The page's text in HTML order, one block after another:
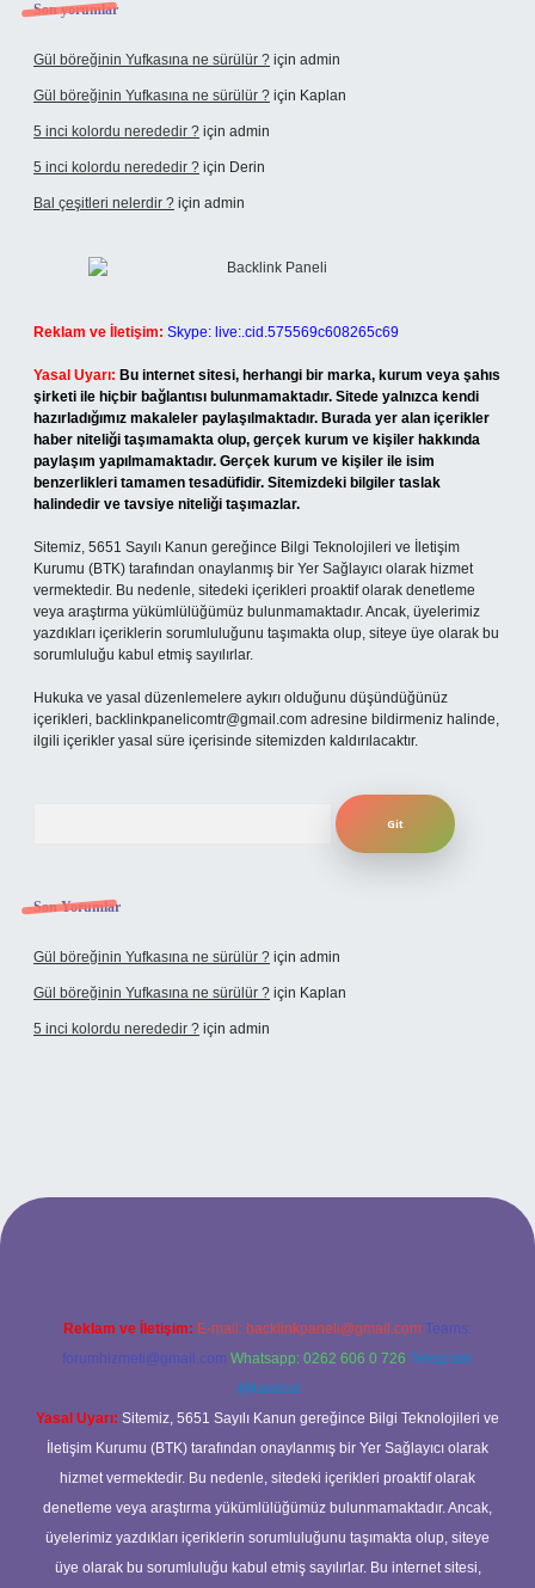
Son yorumlar
Gül böreğinin Yufkasına ne sürülür ? için admin
Gül böreğinin Yufkasına ne sürülür ? için Kaplan
5 inci kolordu nerededir ? için admin
5 inci kolordu nerededir ? için Derin
Bal çeşitleri nelerdir ? için admin
Reklam ve İletişim: Skype: live:.cid.575569c608265c69
Yasal Uyarı: Bu internet sitesi, herhangi bir marka, kurum veya şahıs
şirketi ile hiçbir bağlantısı bulunmamaktadır. Sitede yalnızca kendi
hazırladığımız makaleler paylaşılmaktadır. Burada yer alan içerikler
haber niteliği taşımamakta olup, gerçek kurum ve kişiler hakkında
paylaşım yapılmamaktadır. Gerçek kurum ve kişiler ile isim
benzerlikleri tamamen tesadüfidir. Sitemizdeki bilgiler taslak
halindedir ve tavsiye niteliği taşımazlar.
Sitemiz, 5651 Sayılı Kanun gereğince Bilgi Teknolojileri ve İletişim
Kurumu (BTK) tarafından onaylanmış bir Yer Sağlayıcı olarak hizmet
vermektedir. Bu nedenle, sitedeki içerikleri proaktif olarak denetleme
veya araştırma yükümlülüğümüz bulunmamaktadır. Ancak, üyelerimiz
yazdıkları içeriklerin sorumluluğunu taşımakta olup, siteye üye olarak bu
sorumluluğu kabul etmiş sayılırlar.
Hukuka ve yasal düzenlemelere aykırı olduğunu düşündüğünüz
içerikleri, backlinkpanelicomtr@gmail.com adresine bildirmeniz halinde,
ilgili içerikler yasal süre içerisinde sitemizden kaldırılacaktır.
Son Yorumlar
Gül böreğinin Yufkasına ne sürülür ? için admin
Gül böreğinin Yufkasına ne sürülür ? için Kaplan
5 inci kolordu nerededir ? için admin
Reklam ve İletişim: E-mail: backlinkpaneli@gmail.com Teams:
forumhizmeti@gmail.com Whatsapp: 0262 606 0 726 Telegram:
@karabul
Yasal Uyarı: Sitemiz, 5651 Sayılı Kanun gereğince Bilgi Teknolojileri ve
İletişim Kurumu (BTK) tarafından onaylanmış bir Yer Sağlayıcı olarak
hizmet vermektedir. Bu nedenle, sitedeki içerikleri proaktif olarak
denetleme veya araştırma yükümlülüğümüz bulunmamaktadır. Ancak,
üyelerimiz yazdıkları içeriklerin sorumluluğunu taşımakta olup, siteye
üye olarak bu sorumluluğu kabul etmiş sayılırlar. Bu internet sitesi,